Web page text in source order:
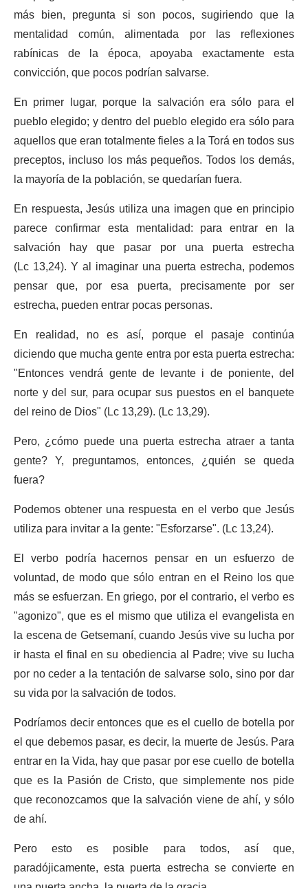
más bien, pregunta si son pocos, sugiriendo que la
mentalidad común, alimentada por las reflexiones
rabínicas de la época, apoyaba exactamente esta
convicción, que pocos podrían salvarse.
En primer lugar, porque la salvación era sólo para el
pueblo elegido; y dentro del pueblo elegido era sólo para
aquellos que eran totalmente fieles a la Torá en todos sus
preceptos, incluso los más pequeños. Todos los demás,
la mayoría de la población, se quedarían fuera.
En respuesta, Jesús utiliza una imagen que en principio
parece confirmar esta mentalidad: para entrar en la
salvación hay que pasar por una puerta estrecha
(Lc 13,24). Y al imaginar una puerta estrecha, podemos
pensar que, por esa puerta, precisamente por ser
estrecha, pueden entrar pocas personas.
En realidad, no es así, porque el pasaje continúa
diciendo que mucha gente entra por esta puerta estrecha:
"Entonces vendrá gente de levante i de poniente, del
norte y del sur, para ocupar sus puestos en el banquete
del reino de Dios" (Lc 13,29). (Lc 13,29).
Pero, ¿cómo puede una puerta estrecha atraer a tanta
gente? Y, preguntamos, entonces, ¿quién se queda
fuera?
Podemos obtener una respuesta en el verbo que Jesús
utiliza para invitar a la gente: "Esforzarse". (Lc 13,24).
El verbo podría hacernos pensar en un esfuerzo de
voluntad, de modo que sólo entran en el Reino los que
más se esfuerzan. En griego, por el contrario, el verbo es
"agonizo", que es el mismo que utiliza el evangelista en
la escena de Getsemaní, cuando Jesús vive su lucha por
ir hasta el final en su obediencia al Padre; vive su lucha
por no ceder a la tentación de salvarse solo, sino por dar
su vida por la salvación de todos.
Podríamos decir entonces que es el cuello de botella por
el que debemos pasar, es decir, la muerte de Jesús. Para
entrar en la Vida, hay que pasar por ese cuello de botella
que es la Pasión de Cristo, que simplemente nos pide
que reconozcamos que la salvación viene de ahí, y sólo
de ahí.
Pero esto es posible para todos, así que,
paradójicamente, esta puerta estrecha se convierte en